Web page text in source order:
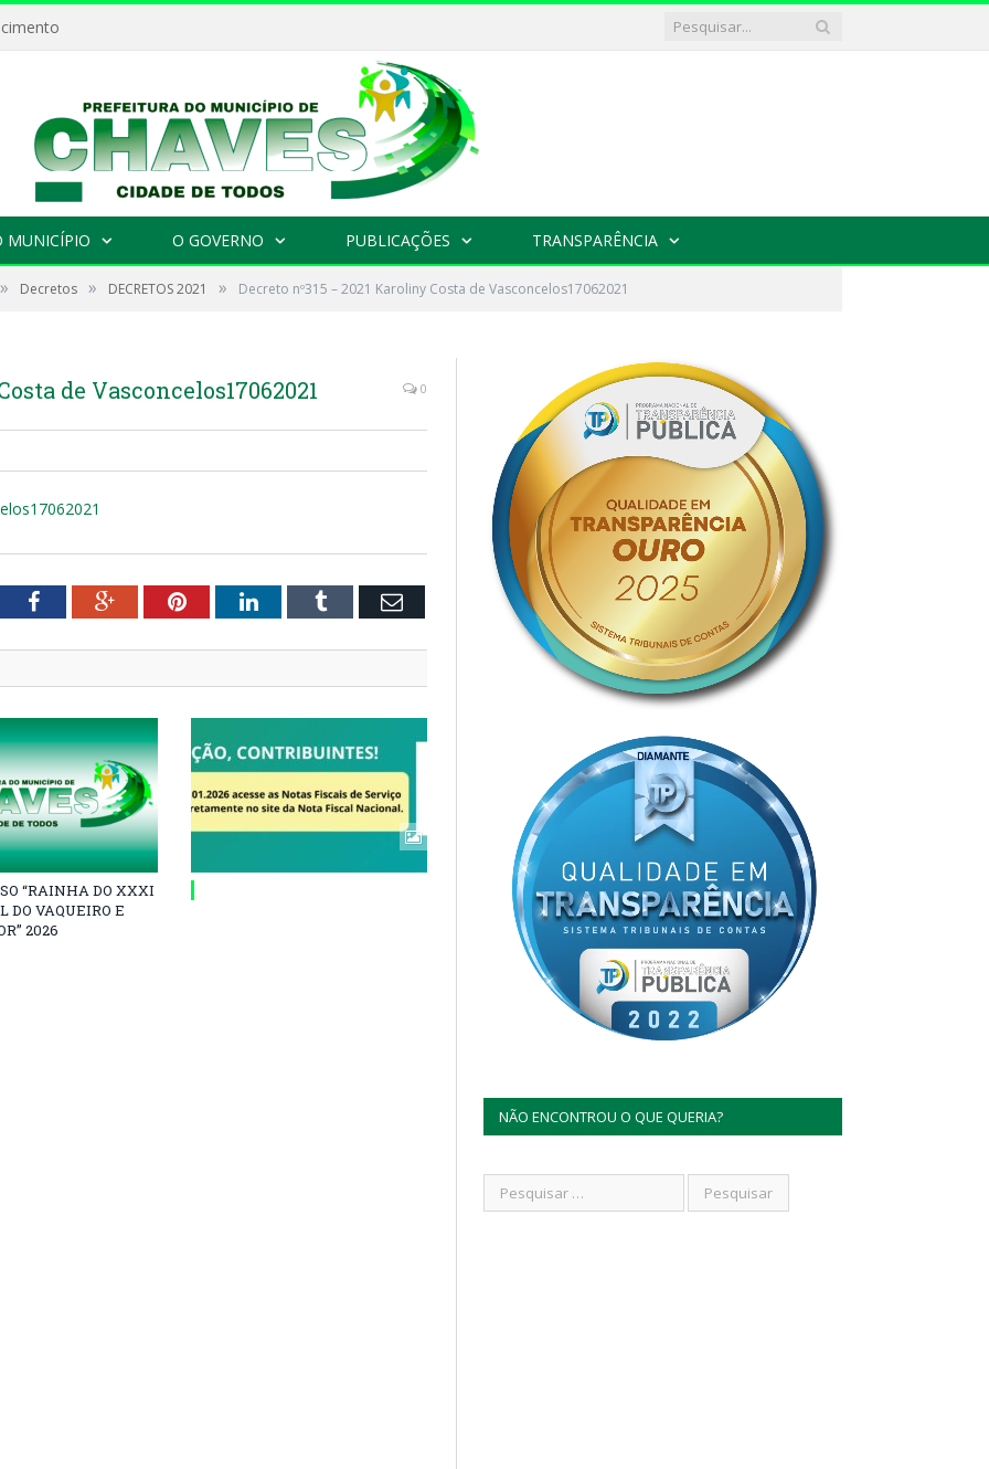
MUNICÍPIO O GOVERNO PUBLICAÇÕES TRANSPARÊNCIA
» Decretos » DECRETOS 2021 » Decreto nº315 – 2021 Karoliny Costa de Vasconcelos17062021
de Vasconcelos17062021 0
FacebookGoogle+PinterestLinkedInTumblr Email
“RAINHA DO XXXI
DO VAQUEIRO E
2026
NÃO ENCONTROU O QUE QUERIA?